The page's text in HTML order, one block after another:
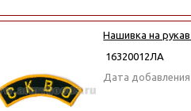
Нашивка на
16320012ЛА
Дата